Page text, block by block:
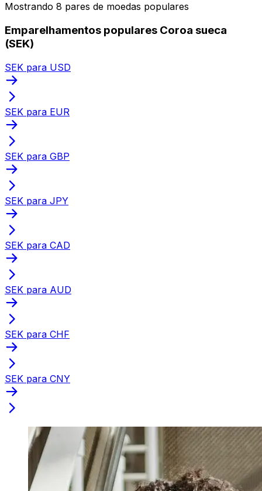
Mostrando 8 pares de moedas populares
Emparelhamentos populares Coroa sueca
(SEK)
SEK para USD
SEK para EUR
SEK para GBP
SEK para JPY
SEK para CAD
SEK para AUD
SEK para CHF
SEK para CNY